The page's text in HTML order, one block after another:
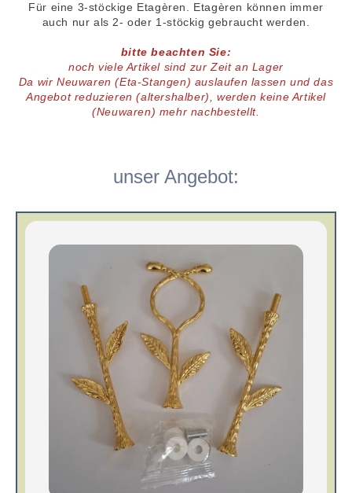
Für eine 3-stöckige Etagèren
Etagèren können immer
auch nur als 2- oder 1-stöckig gebraucht werden
bitte beachten Sie:
noch viele Artikel sind zur Zeit an Lager
Da wir Neuwaren(Eta-Stangen) auslaufen lassen und das
Angebot reduzieren (altershalber), werden keine Artikel
(Neuwaren) mehr nachbestellt.
unser Angebot: